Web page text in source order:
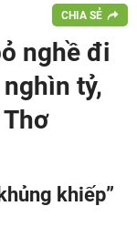
CHIA SẺ
nghề đi
tỷ,
khiếp”